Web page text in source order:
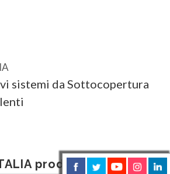
sistemi da Sottocopertura
produce nelle